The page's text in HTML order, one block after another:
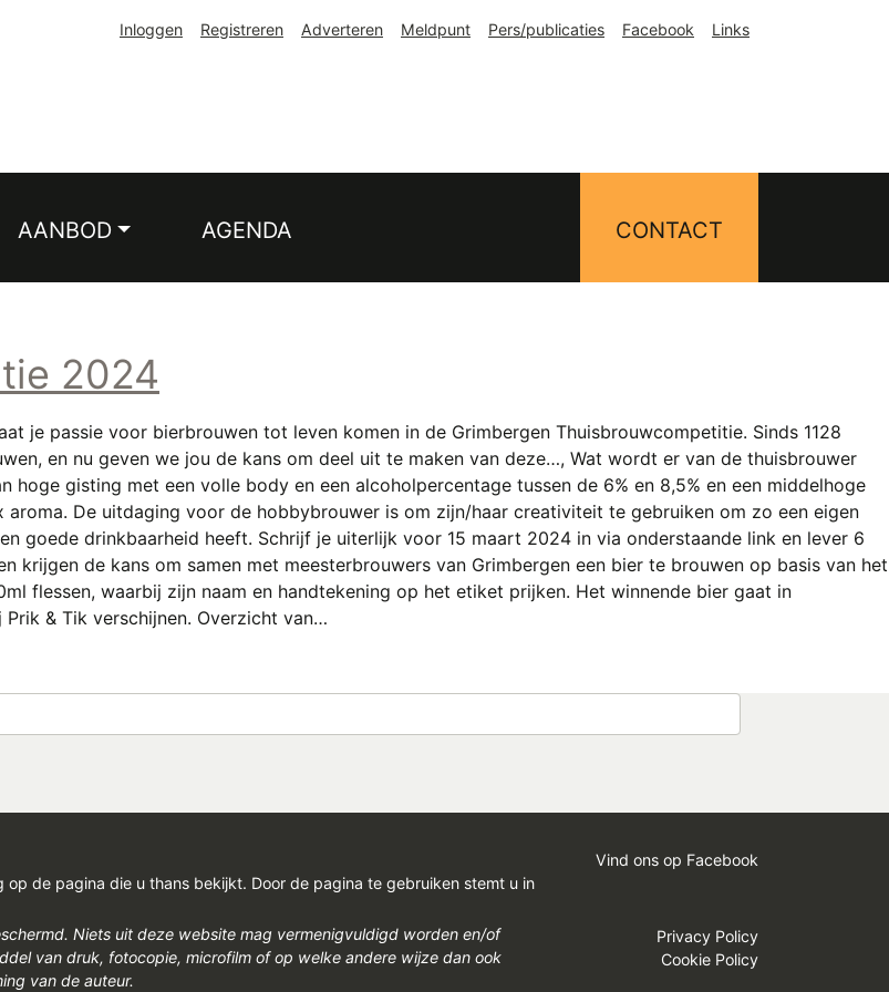
Inloggen Registreren Adverteren Meldpunt Pers/publicaties Facebook Links
AANBOD AGENDA CONTACT
2024
je passie voor bierbrouwen tot leven komen in de Grimbergen Thuisbrouwcompetitie. Sinds 1128
en nu geven we jou de kans om deel uit te maken van deze…, Wat wordt er van de thuisbrouwer
gisting met een volle body en een alcoholpercentage tussen de 6% en 8,5% en een middelhoge
De uitdaging voor de hobbybrouwer is om zijn/haar creativiteit te gebruiken om zo een eigen
goede drinkbaarheid heeft. Schrijf je uiterlijk voor 15 maart 2024 in via onderstaande link en lever 6
krijgen de kans om samen met meesterbrouwers van Grimbergen een bier te brouwen op basis van het
flessen, waarbij zijn naam en handtekening op het etiket prijken. Het winnende bier gaat in
& Tik verschijnen. Overzicht van…
op de pagina die u thans bekijkt. Door de pagina te gebruiken stemt u in
Niets uit deze website mag vermenigvuldigd worden en/of
van druk, fotocopie, microfilm of op welke andere wijze dan ook
van de auteur.
Vind ons op Facebook
Privacy Policy
Cookie Policy